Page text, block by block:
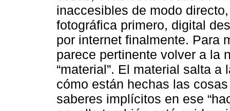
inaccesibles de modo
fotográfica primero, digital
por internet finalmente. Para
parece pertinente volver a la
“material”. El material salta
cómo están hechas las
saberes implícitos en ese